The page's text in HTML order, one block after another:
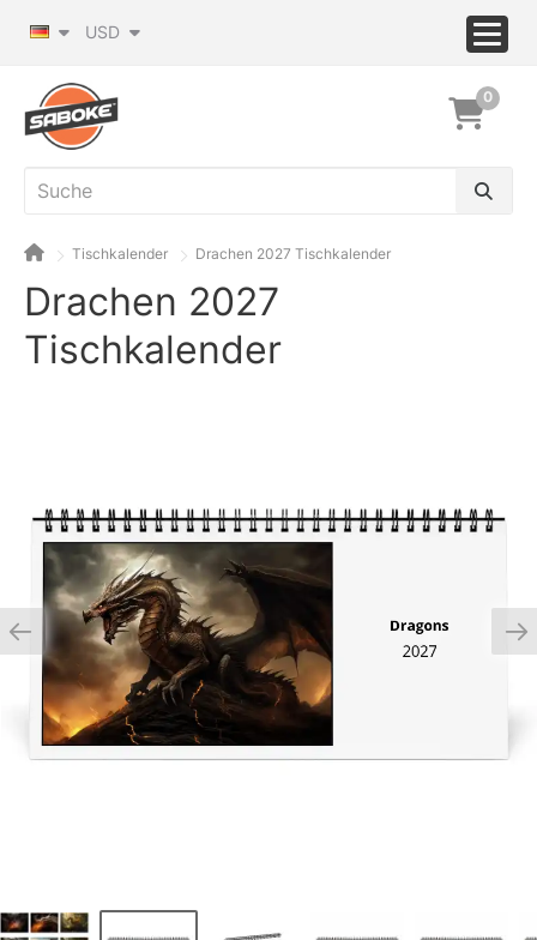
USD
0
Tischkalender Drachen 2027 Tischkalender
Drachen 2027
Tischkalender